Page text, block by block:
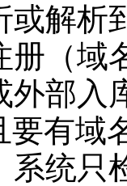
或解析
册（域
外部入
要有域
系统只